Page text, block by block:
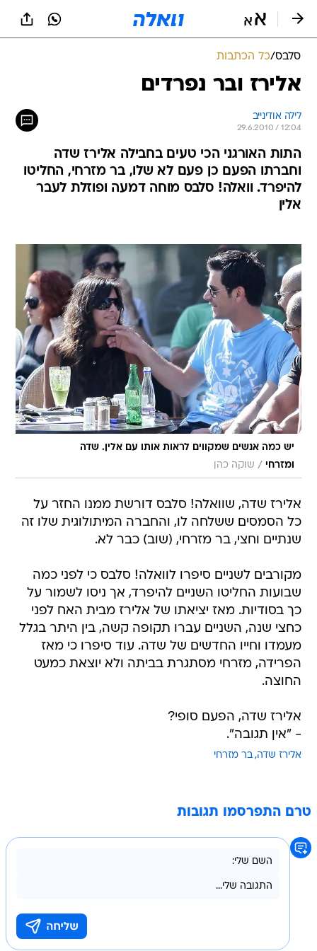
סלבס/כל הכתבות
אלירז ובר נפרדים
לילה אודינייב
29.6.2010 / 12:04
התות האורגני הכי טעים בחבילה אלירז שדה
וחברתו הפעם כן פעם לא שלו, בר מזרחי, החליטו
להיפרד. וואלה! סלבס מוחה דמעה ופוזלת לעבר
אלין
יש כמה אנשים שמקווים לראות אותו עם אלין. שדה
ומזרחי / שוקה כהן
אלירז שדה, שוואלה! סלבס דורשת ממנו החזר על
כל הסמסים ששלחה לו, והחברה המיתולוגית שלו זה
שנתיים וחצי, בר מזרחי, (שוב) כבר לא.
מקורבים לשניים סיפרו לוואלה! סלבס כי לפני כמה
שבועות החליטו השניים להיפרד, אך ניסו לשמור על
כך בסודיות. מאז יציאתו של אלירז מבית האח לפני
כחצי שנה, השניים עברו תקופה קשה, בין היתר בגלל
מעמדו וחייו החדשים של שדה. עוד סיפרו כי מאז
הפרידה, מזרחי מסתגרת בביתה ולא יוצאת כמעט
החוצה.
אלירז שדה, הפעם סופי?
- "אין תגובה".
אלירז שדה בר מזרחי
טרם התפרסמו תגובות